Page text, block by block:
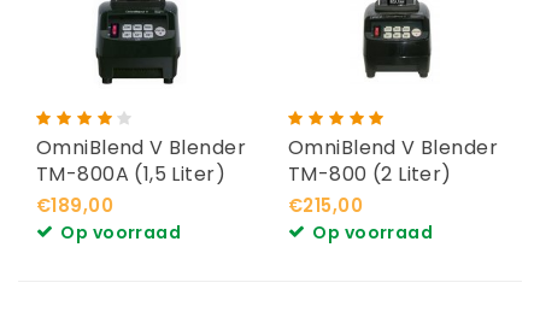
OmniBlend V Blender
TM-800A (1,5 Liter)
€189,00
Op voorraad
OmniBlend V Blender
TM-800 (2 Liter)
€215,00
Op voorraad